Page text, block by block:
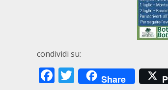
condividi su:
Facebook
Twitter
Share